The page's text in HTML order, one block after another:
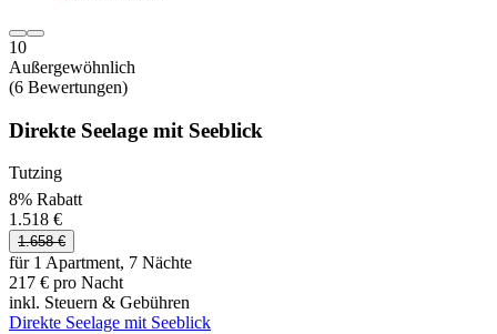
10
Außergewöhnlich
(6 Bewertungen)
Direkte Seelage mit Seeblick
Tutzing
8% Rabatt
1.518 €
1.658 €
für 1 Apartment, 7 Nächte
217 € pro Nacht
inkl. Steuern & Gebühren
Direkte Seelage mit Seeblick